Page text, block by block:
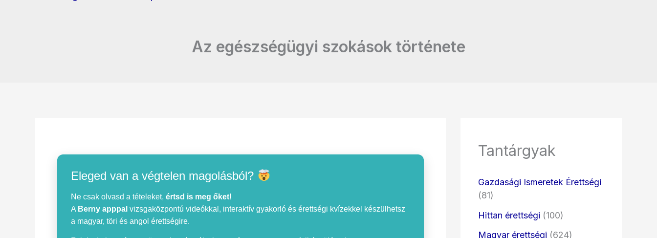
Az egészségügyi szokások története
Eleged van a végtelen magolásból?
Ne csak olvasd a tételeket, értsd is meg őket!
A Berny apppal vizsgaközpontú videókkal, interaktív gyakorló és érettségi kvízekkel készülhetsz
a magyar, töri és angol érettségire.
Tantárgyak
Gazdasági Ismeretek Érettségi
(81)
Hittan érettségi (100)
Magyar érettségi (624)